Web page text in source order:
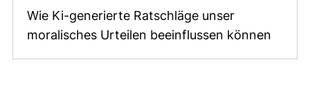
Wie Ki-generierte Ratschläge unser
moralisches Urteilen beeinflussen können